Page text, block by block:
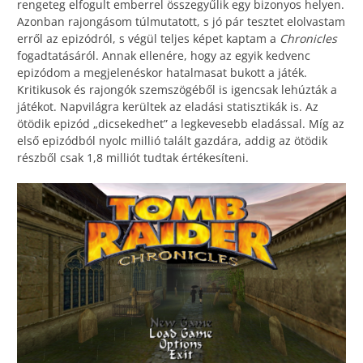
rengeteg elfogult emberrel összegyűlik egy bizonyos helyen.
Azonban rajongásom túlmutatott, s jó pár tesztet elolvastam
erről az epizódról, s végül teljes képet kaptam a Chronicles
fogadtatásáról. Annak ellenére, hogy az egyik kedvenc
epizódom a megjelenéskor hatalmasat bukott a játék.
Kritikusok és rajongók szemszögéből is igencsak lehúzták a
játékot. Napvilágra kerültek az eladási statisztikák is. Az
ötödik epizód „dicsekedhet” a legkevesebb eladással. Míg az
első epizódból nyolc millió talált gazdára, addig az ötödik
részből csak 1,8 milliót tudtak értékesíteni.